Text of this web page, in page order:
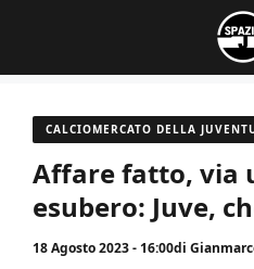
contenuto
CALCIOMERCATO DELLA
Affare fatto, via
esubero: Juve,
18 Agosto 2023 - 16:00di